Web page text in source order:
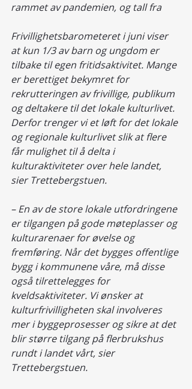
rammet av pandemien, og tall fra
Frivillighetsbarometeret i juni viser
at kun 1/3 av barn og ungdom er
tilbake til egen fritidsaktivitet. Mange
er berettiget bekymret for
rekrutteringen av frivillige, publikum
og deltakere til det lokale kulturlivet.
Derfor trenger vi et løft for det lokale
og regionale kulturlivet slik at flere
får mulighet til å delta i
kulturaktiviteter over hele landet,
sier Trettebergstuen.
– En av de store lokale utfordringene
er tilgangen på gode møteplasser og
kulturarenaer for øvelse og
fremføring. Når det bygges offentlige
bygg i kommunene våre, må disse
også tilrettelegges for
kveldsaktiviteter. Vi ønsker at
kulturfrivilligheten skal involveres
mer i byggeprosesser og sikre at det
blir større tilgang på flerbrukshus
rundt i landet vårt, sier
Trettebergstuen.